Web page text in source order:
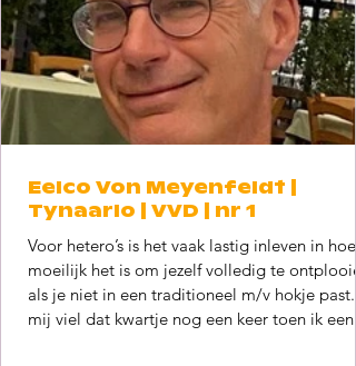
Eelco Von Meyenfeldt |
Tynaarlo | VVD | nr 1
Voor hetero’s is het vaak lastig inleven in hoe
moeilijk het is om jezelf volledig te
als je niet in een traditioneel m/v hokje past.
mij viel dat kwartje nog een keer toen ik een